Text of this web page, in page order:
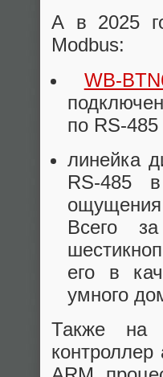
А в 2025
Modbus:
WB-
по RS-
линейка
RS-485
Всего
его в
умного
Также на